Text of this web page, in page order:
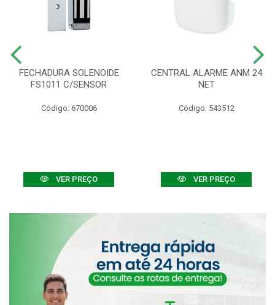
FECHADURA SOLENOIDE
FS1011 C/SENSOR
Código: 670006
VER PREÇO
CENTRAL ALARME ANM 24
NET
Código: 543512
VER PREÇO